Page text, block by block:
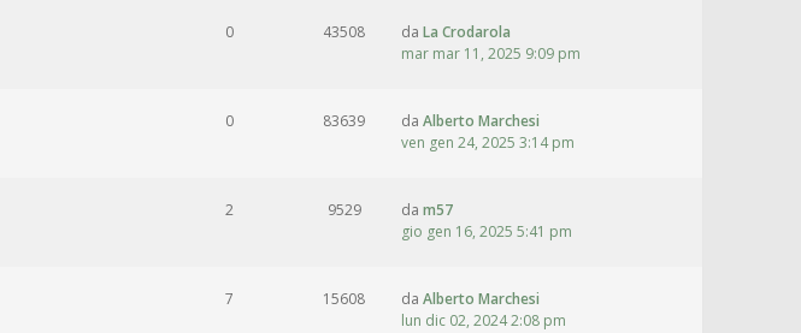
0 43508 da La Crodarola
mar mar 11, 2025 9:09 pm
0 83639 da Alberto Marchesi
ven gen 24, 2025 3:14 pm
2 9529 da m57
gio gen 16, 2025 5:41 pm
7 15608 da Alberto Marchesi
lun dic 02, 2024 2:08 pm